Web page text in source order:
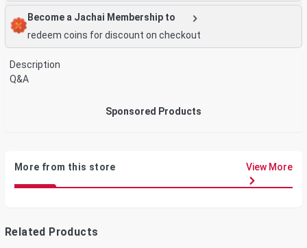
Become a Jachai Membership to
redeem coins for discount on checkout
Description
Q&A
Sponsored Products
More from this store View More
Related Products